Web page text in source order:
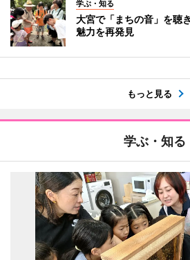
学ぶ・知る
大宮で「まちの音」を聴
魅力を再発見
もっと見る
学ぶ・知る